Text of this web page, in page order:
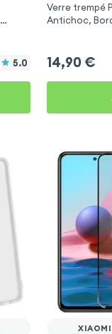
5.0
Verre trempé
Antichoc,
14,90 €
XIAOMI